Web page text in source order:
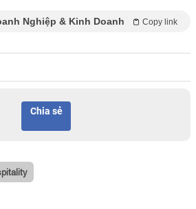
Nghiệp & Kinh Doanh Copy link
Chia sẻ